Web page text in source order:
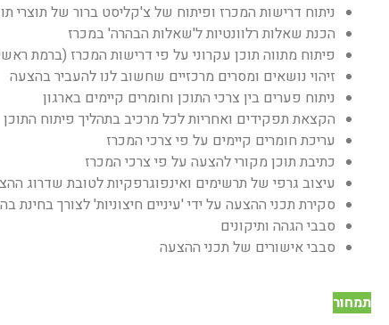
ניתוח דרישות המכרז ופיתוח של צ'קליסט ברור של תוצרי
הכנת שאלות רלוונטיות ל'שאלות הבהרה' במכרז
פיתוח מתווה תוכן עקרוני על פי דרישות המכרז (ברמת
זיהוי נושאים ומסרים מרכזיים שחשוב לנו להעביר בהצעה
ניתוח פערים בין צרכי התוכן וחומרים קיימים בארגון
הקצאת תפקידים ואחריות לכל מרכיב בתהליך פיתוח התוכן
עריכת חומרים קיימים על פי צרכי המכרז
כתיבת תוכן מקורי להצעה על פי צרכי המכרז
עיצוב גרפי של תרשימים ואינפוגרפקיות לטובת שדרוג
סקירת תכני ההצעה על ידי 'עיניים חיצוניות' לצורך בחינת
סבבי הגהה ותיקונים
סבבי אישורים של תכני ההצעה
תמחור